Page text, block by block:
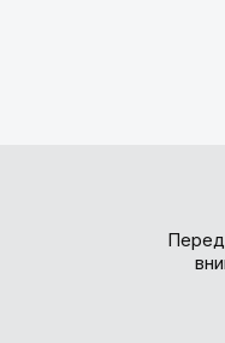
Перед